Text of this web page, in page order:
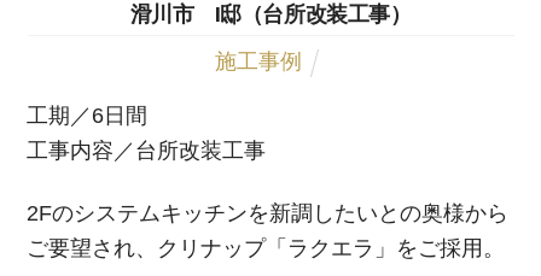
滑川市 I邸（台所改装工事）
施工事例
工期／6日間
工事内容／台所改装工事
2Fのシステムキッチンを新調したいとの奥様から
ご要望され、クリナップ「ラクエラ」をご採用。